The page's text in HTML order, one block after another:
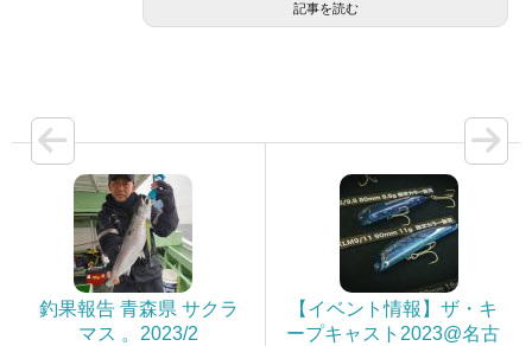
記事を読む
釣果報告 青森県 サクラ
マス 。2023/2
【イベント情報】ザ・キ
ープキャスト2023@名古